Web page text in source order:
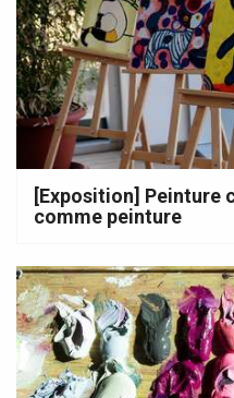
[Exposition] Peinture
comme peinture